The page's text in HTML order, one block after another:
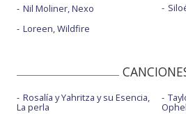
Nil Moliner, Nexo
Loreen, Wildfire
Rosalía y Yahritza y su Esencia,
La perla